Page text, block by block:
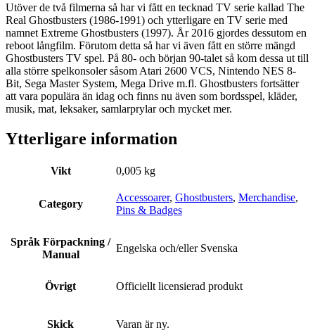
Utöver de två filmerna så har vi fått en tecknad TV serie kallad The
Real Ghostbusters (1986-1991) och ytterligare en TV serie med
namnet Extreme Ghostbusters (1997). År 2016 gjordes dessutom en
reboot långfilm. Förutom detta så har vi även fått en större mängd
Ghostbusters TV spel. På 80- och början 90-talet så kom dessa ut till
alla större spelkonsoler såsom Atari 2600 VCS, Nintendo NES 8-
Bit, Sega Master System, Mega Drive m.fl. Ghostbusters fortsätter
att vara populära än idag och finns nu även som bordsspel, kläder,
musik, mat, leksaker, samlarprylar och mycket mer.
Ytterligare information
Vikt 0,005 kg
Category
Accessoarer, Ghostbusters, Merchandise,
Pins & Badges
Språk Förpackning /
Manual
Engelska och/eller Svenska
Övrigt Officiellt licensierad produkt
Skick Varan är ny.